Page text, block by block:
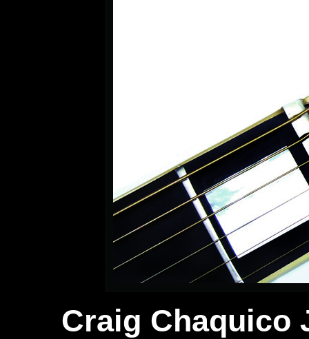
Craig Chaquico